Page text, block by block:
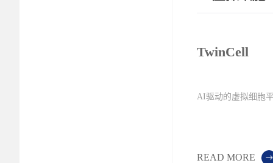
TwinCell
AI驱动的虚拟细胞
READ MORE